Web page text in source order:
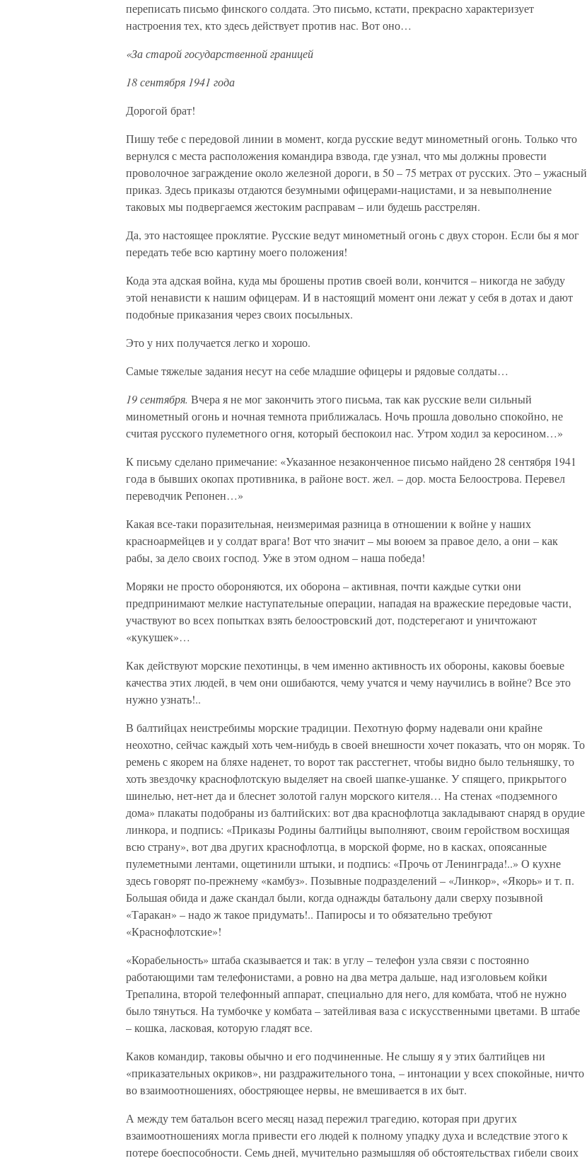
переписать письмо финского солдата. Это письмо, кстати, прекрасно характеризует
настроения тех, кто здесь действует против нас. Вот оно…
«За старой государственной границей
18 сентября 1941 года
Дорогой брат!
Пишу тебе с передовой линии в момент, когда русские ведут минометный огонь. Только что
вернулся с места расположения командира взвода, где узнал, что мы должны провести
проволочное заграждение около железной дороги, в 50 – 75 метрах от русских. Это – ужасный
приказ. Здесь приказы отдаются безумными офицерами-нацистами, и за невыполнение
таковых мы подвергаемся жестоким расправам – или будешь расстрелян.
Да, это настоящее проклятие. Русские ведут минометный огонь с двух сторон. Если бы я мог
передать тебе всю картину моего положения!
Кода эта адская война, куда мы брошены против своей воли, кончится – никогда не забуду
этой ненависти к нашим офицерам. И в настоящий момент они лежат у себя в дотах и дают
подобные приказания через своих посыльных.
Это у них получается легко и хорошо.
Самые тяжелые задания несут на себе младшие офицеры и рядовые солдаты…
19 сентября. Вчера я не мог закончить этого письма, так как русские вели сильный
минометный огонь и ночная темнота приближалась. Ночь прошла довольно спокойно, не
считая русского пулеметного огня, который беспокоил нас. Утром ходил за керосином…»
К письму сделано примечание: «Указанное незаконченное письмо найдено 28 сентября 1941
года в бывших окопах противника, в районе вост. жел. – дор. моста Белоострова. Перевел
переводчик Репонен…»
Какая все-таки поразительная, неизмеримая разница в отношении к войне у наших
красноармейцев и у солдат врага! Вот что значит – мы воюем за правое дело, а они – как
рабы, за дело своих господ. Уже в этом одном – наша победа!
Моряки не просто обороняются, их оборона – активная, почти каждые сутки они
предпринимают мелкие наступательные операции, нападая на вражеские передовые части,
участвуют во всех попытках взять белоостровский дот, подстерегают и уничтожают
«кукушек»…
Как действуют морские пехотинцы, в чем именно активность их обороны, каковы боевые
качества этих людей, в чем они ошибаются, чему учатся и чему научились в войне? Все это
нужно узнать!..
В балтийцах неистребимы морские традиции. Пехотную форму надевали они крайне
неохотно, сейчас каждый хоть чем-нибудь в своей внешности хочет показать, что он моряк. То
ремень с якорем на бляхе наденет, то ворот так расстегнет, чтобы видно было тельняшку, то
хоть звездочку краснофлотскую выделяет на своей шапке-ушанке. У спящего, прикрытого
шинелью, нет-нет да и блеснет золотой галун морского кителя… На стенах «подземного
дома» плакаты подобраны из балтийских: вот два краснофлотца закладывают снаряд в орудие
линкора, и подпись: «Приказы Родины балтийцы выполняют, своим геройством восхищая
всю страну», вот два других краснофлотца, в морской форме, но в касках, опоясанные
пулеметными лентами, ощетинили штыки, и подпись: «Прочь от Ленинграда!..» О кухне
здесь говорят по-прежнему «камбуз». Позывные подразделений – «Линкор», «Якорь» и т. п.
Большая обида и даже скандал были, когда однажды батальону дали сверху позывной
«Таракан» – надо ж такое придумать!.. Папиросы и то обязательно требуют
«Краснофлотские»!
«Корабельность» штаба сказывается и так: в углу – телефон узла связи с постоянно
работающими там телефонистами, а ровно на два метра дальше, над изголовьем койки
Трепалина, второй телефонный аппарат, специально для него, для комбата, чтоб не нужно
было тянуться. На тумбочке у комбата – затейливая ваза с искусственными цветами. В штабе
– кошка, ласковая, которую гладят все.
Каков командир, таковы обычно и его подчиненные. Не слышу я у этих балтийцев ни
«приказательных окриков», ни раздражительного тона, – интонации у всех спокойные, ничто
во взаимоотношениях, обостряющее нервы, не вмешивается в их быт.
А между тем батальон всего месяц назад пережил трагедию, которая при других
взаимоотношениях могла привести его людей к полному упадку духа и вследствие этого к
потере боеспособности. Семь дней, мучительно размышляя об обстоятельствах гибели своих